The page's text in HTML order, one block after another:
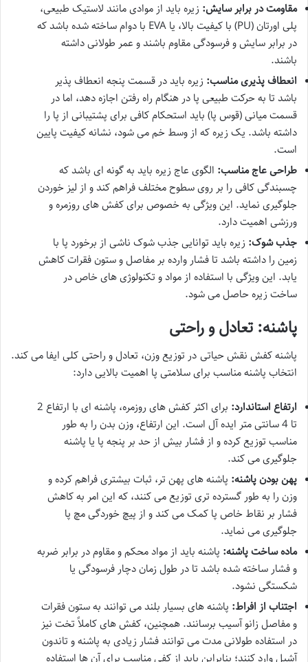
مقاومت در برابر سایش: زیره باید از موادی مانند لاستیک طبیعی،
پلی اورتان (PU) با کیفیت بالا، یا EVA با دوام ساخته شده باشد که
در برابر سایش و فرسودگی مقاوم باشند و عمر طولانی داشته
باشند.
انعطاف پذیری مناسب: زیره باید در قسمت پنجه انعطاف پذیر
باشد تا به حرکت طبیعی پا در هنگام راه رفتن اجازه دهد، اما در
قسمت میانی (قوس پا) باید استحکام کافی برای پشتیبانی از پا را
داشته باشد. یک زیره که از وسط خم می شود، نشانه کیفیت پایین
است.
طراحی عاج مناسب: الگوی عاج زیره باید به گونه ای باشد که
چسبندگی کافی را بر روی سطوح مختلف فراهم کند و از لیز خوردن
جلوگیری نماید. این ویژگی به خصوص برای کفش های روزمره و
ورزشی اهمیت دارد.
جذب شوک: زیره باید توانایی جذب شوک ناشی از برخورد پا با
زمین را داشته باشد تا فشار وارده بر مفاصل و ستون فقرات کاهش
یابد. این ویژگی با استفاده از مواد و تکنولوژی های خاص در
ساخت زیره حاصل می شود.
پاشنه: تعادل و راحتی
پاشنه کفش نقش حیاتی در توزیع وزن، تعادل و راحتی کلی ایفا می کند.
انتخاب پاشنه مناسب برای سلامتی پا اهمیت بالایی دارد:
ارتفاع استاندارد:
برای اکثر کفش های روزمره، پاشنه ای با ارتفاع 2
تا 4 سانتی متر ایده آل است. این ارتفاع، وزن بدن را به طور
مناسب توزیع کرده و از فشار بیش از حد بر پنجه پا یا پاشنه
جلوگیری می کند.
پهن بودن پاشنه: پاشنه های پهن تر، ثبات بیشتری فراهم کرده و
وزن را به طور گسترده تری توزیع می کنند، که این امر به کاهش
فشار بر نقاط خاص پا کمک می کند و از پیچ خوردگی مچ پا
جلوگیری می نماید.
ماده ساخت پاشنه: پاشنه باید از مواد محکم و مقاوم در برابر ضربه
و فشار ساخته شده باشد تا در طول زمان دچار فرسودگی یا
شکستگی نشود.
اجتناب از افراط: پاشنه های بسیار بلند می توانند به ستون فقرات
و مفاصل زانو آسیب برسانند. همچنین، کفش های کاملاً تخت نیز
در استفاده طولانی مدت می توانند فشار زیادی به پاشنه و تاندون
آشیل وارد کنند؛ بنابراین باید از کفی مناسب برای آن ها استفاده